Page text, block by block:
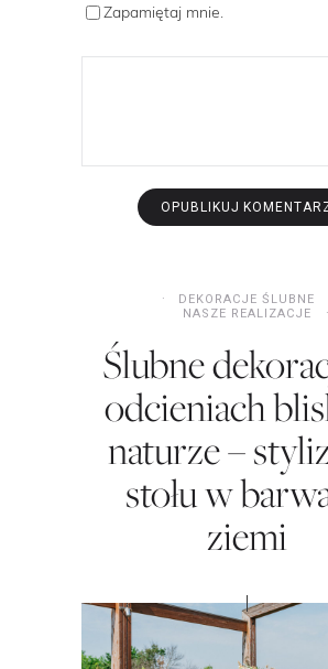
Zapamiętaj mnie.
DEKORACJE ŚLUBNE
NASZE REALIZACJE
Ślubne
odcieniach
naturze –
stołu w
ziemi